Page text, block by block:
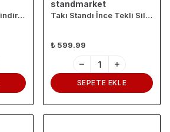
Takı Standı Tekli Silindir Gri
standmarket
Takı Standı İnce Tekli Silindir Krem
₺ 599.99
SEPETE EKLE